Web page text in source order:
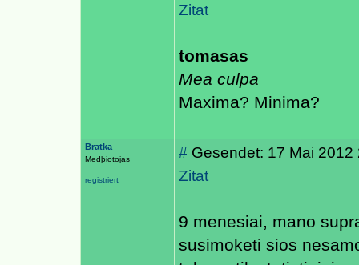
Zitat
tomasas
Mea culpa
Maxima? Minima?
Bratka
Medþiotojas
registriert
# Gesendet: 17 Mai 2012
Zitat
9 menesiai, mano
susimoketi sios